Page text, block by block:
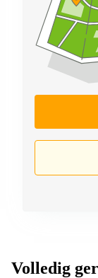
Hengelo
Bedrijfsruimte
Huren in
Nijmegen
Volledig